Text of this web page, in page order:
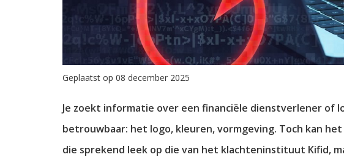
Geplaatst op 08 december 2025
Je zoekt informatie over een financiële dienstverlener of
betrouwbaar: het logo, kleuren, vormgeving. Toch kan
die sprekend leek op die van het klachteninstituut Kifid,